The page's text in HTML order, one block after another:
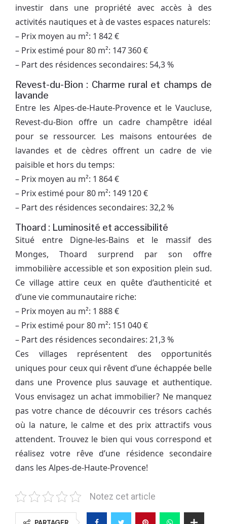
investir dans une propriété avec accès à des
activités nautiques et à de vastes espaces naturels:
– Prix moyen au m²: 1 842 €
– Prix estimé pour 80 m²: 147 360 €
– Part des résidences secondaires: 54,3 %
Revest-du-Bion : Charme rural et champs de
lavande
Entre les Alpes-de-Haute-Provence et le Vaucluse,
Revest-du-Bion offre un cadre champêtre idéal
pour se ressourcer. Les maisons entourées de
lavandes et de cèdres offrent un cadre de vie
paisible et hors du temps:
– Prix moyen au m²: 1 864 €
– Prix estimé pour 80 m²: 149 120 €
– Part des résidences secondaires: 32,2 %
Thoard : Luminosité et accessibilité
Situé entre Digne-les-Bains et le massif des
Monges, Thoard surprend par son offre
immobilière accessible et son exposition plein sud.
Ce village attire ceux en quête d’authenticité et
d’une vie communautaire riche:
– Prix moyen au m²: 1 888 €
– Prix estimé pour 80 m²: 151 040 €
– Part des résidences secondaires: 21,3 %
Ces villages représentent des opportunités
uniques pour ceux qui rêvent d’une échappée belle
dans une Provence plus sauvage et authentique.
Vous envisagez un achat immobilier? Ne manquez
pas votre chance de découvrir ces trésors cachés
où la nature, le calme et des prix attractifs vous
attendent. Trouvez le bien qui vous correspond et
réalisez votre rêve d’une résidence secondaire
dans les Alpes-de-Haute-Provence!
Notez cet article